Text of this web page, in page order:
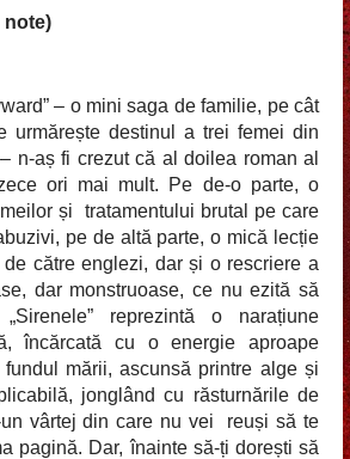
note)
– o mini saga de familie, pe cât
urmărește destinul a trei femei din
n-aș fi crezut că al doilea roman al
ori mai mult. Pe de-o parte, o
și
tratamentului brutal pe care
pe de altă parte, o mică lecție
către englezi, dar și o rescriere a
dar monstruoase, ce nu ezită să
reprezintă o narațiune
încărcată cu o energie aproape
mării, ascunsă printre alge și
jonglând cu răsturnările de
vârtej din care nu vei
reuși să te
pagină. Dar, înainte să-ți dorești să